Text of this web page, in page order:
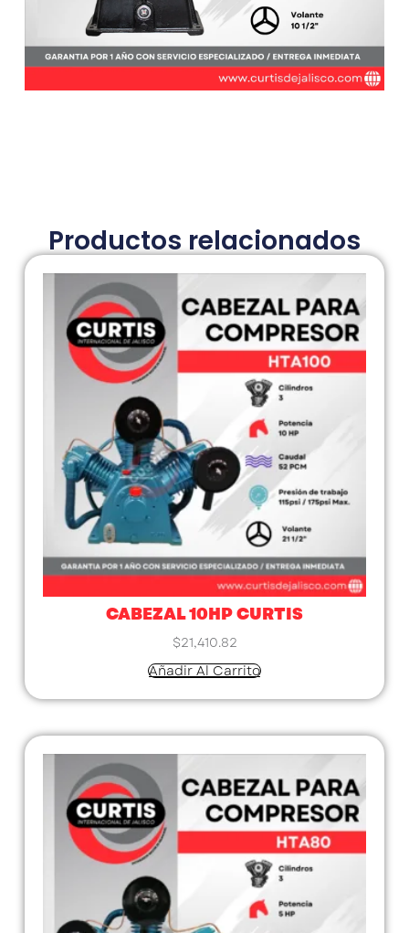
Productos relacionados
CABEZAL 10HP CURTIS
$21,410.82
Añadir Al Carrito